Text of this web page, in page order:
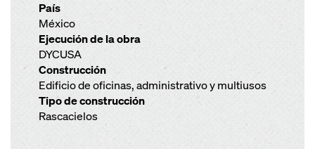
País
México
Ejecución de la obra
DYCUSA
Construcción
Edificio de oficinas, administrativo y multiusos
Tipo de construcción
Rascacielos